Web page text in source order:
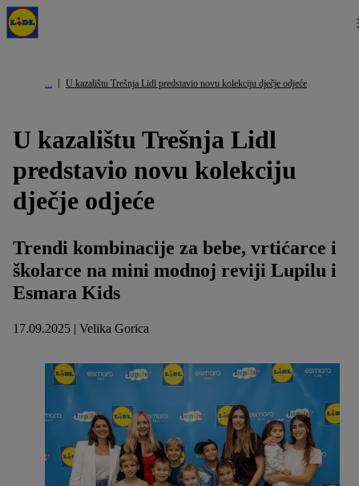
U kazalištu Trešnja Lidl predstavio novu kolekciju dječje odjeće
U kazalištu Trešnja Lidl
predstavio novu kolekciju
dječje odjeće
Trendi kombinacije za bebe, vrtićarce i
školarce na mini modnoj reviji Lupilu i
Esmara Kids
17.09.2025 | Velika Gorica